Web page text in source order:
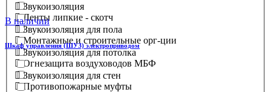
Ленты липкие - скотч
Монтажные и строительные орг-ции
Огнезащита воздуховодов МБФ
Противопожарные муфты
Звукоизоляция
Звукоизоляция для пола
Звукоизоляция для потолка
Звукоизоляция для стен
В наличии
Шкаф управления (ШУЗ) электроприводом